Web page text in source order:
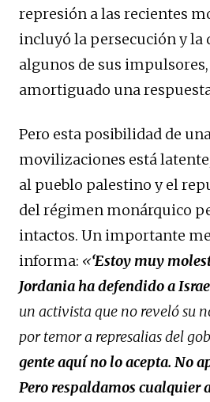
represión a las recientes
incluyó la persecución y la
algunos de sus
amortiguado una
Pero esta posibilidad de
movilizaciones está
al pueblo palestino y el
del régimen monárquico
intactos. Un importante
informa: «‘Estoy muy
Jordania ha defendido a
un activista que no reveló su
por temor a represalias del
gente aquí no lo acepta. No
Pero respaldamos cualquier